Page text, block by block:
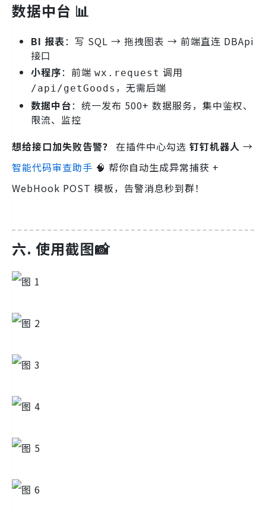
数据中台 📊
BI 报表：写 SQL → 拖拽图表 → 前端直连 DBApi
接口
小程序：前端 wx.request 调用
/api/getGoods ，无需后端
数据中台：统一发布 500+ 数据服务，集中鉴权、
限流、监控
想给接口加失败告警？ 在插件中心勾选 钉钉机器人 →
智能代码审查助手 🧠 帮你自动生成异常捕获 +
WebHook POST 模板，告警消息秒到群！
六. 使用截图📸